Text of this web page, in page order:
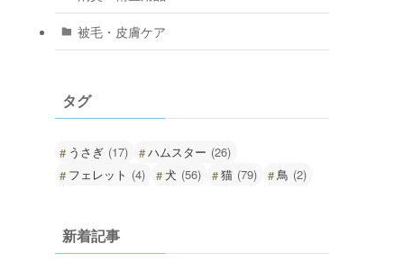
被毛・皮膚ケア
タグ
うさぎ (17) ハムスター (26)
フェレット (4) 犬 (56) 猫 (79) 鳥 (2)
新着記事